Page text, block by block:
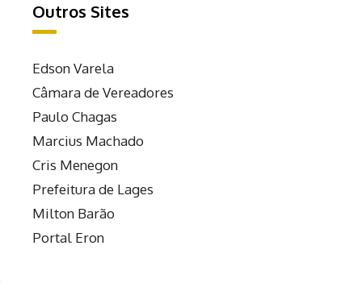
Outros Sites
Edson Varela
Câmara de Vereadores
Paulo Chagas
Marcius Machado
Cris Menegon
Prefeitura de Lages
Milton Barão
Portal Eron